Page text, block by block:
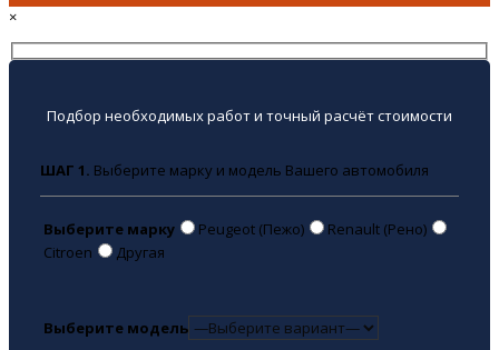
×
Подбор необходимых работ и точный расчёт стоимости
ШАГ 1. Выберите марку и модель Вашего автомобиля
Выберите марку Peugeot (Пежо)
Renault (Рено)
Citroen
Другая
Выберите модель